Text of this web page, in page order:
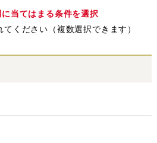
当てはまる条件を選択
てください（複数選択できます）